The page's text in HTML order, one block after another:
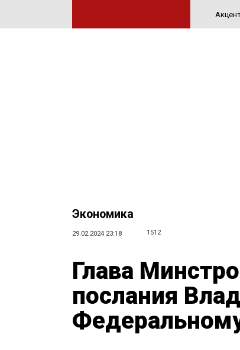
Экономика
29.02.2024 23:18 1512
Глава
послания